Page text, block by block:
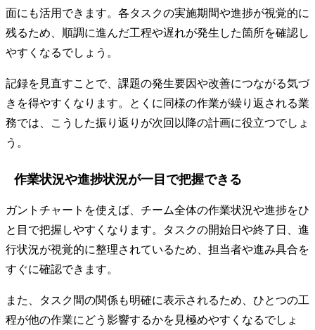
面にも活用できます。各タスクの実施期間や進捗が視覚的に
残るため、順調に進んだ工程や遅れが発生した箇所を確認し
やすくなるでしょう。
記録を見直すことで、課題の発生要因や改善につながる気づ
きを得やすくなります。とくに同様の作業が繰り返される業
務では、こうした振り返りが次回以降の計画に役立つでしょ
う。
作業状況や進捗状況が一目で把握できる
ガントチャートを使えば、チーム全体の作業状況や進捗をひ
と目で把握しやすくなります。タスクの開始日や終了日、進
行状況が視覚的に整理されているため、担当者や進み具合を
すぐに確認できます。
また、タスク間の関係も明確に表示されるため、ひとつの工
程が他の作業にどう影響するかを見極めやすくなるでしょ